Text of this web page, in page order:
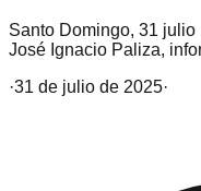
Santo Domingo, 31
José Ignacio Paliza,
·31 de julio de 2025·